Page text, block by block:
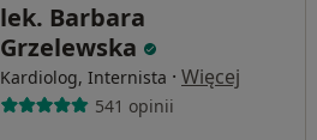
lek. Barbara
Grzelewska
Kardiolog, Internista · Więcej
541 opinii